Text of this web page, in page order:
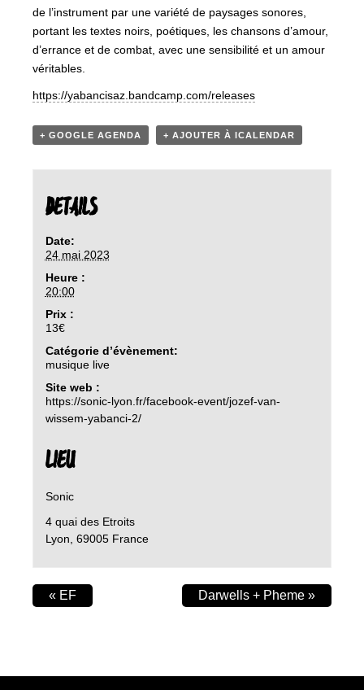
de l’instrument par une variété de paysages sonores,
portant les textes noirs, poétiques, les chansons d’amour,
d’errance et de combat, avec une sensibilité et un amour
véritables.
https://yabancisaz.bandcamp.com/releases
+ GOOGLE AGENDA + AJOUTER À ICALENDAR
DETAILS
Date:
24 mai 2023
Heure :
20:00
Prix :
13€
Catégorie d’évènement:
musique live
Site web :
https://sonic-lyon.fr/facebook-event/jozef-van-
wissem-yabanci-2/
LIEU
Sonic
4 quai des Etroits
Lyon 69005 France
« EF Darwells + Pheme »